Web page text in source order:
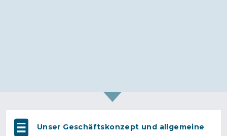
Unser Geschäftskonzept und allgemeine